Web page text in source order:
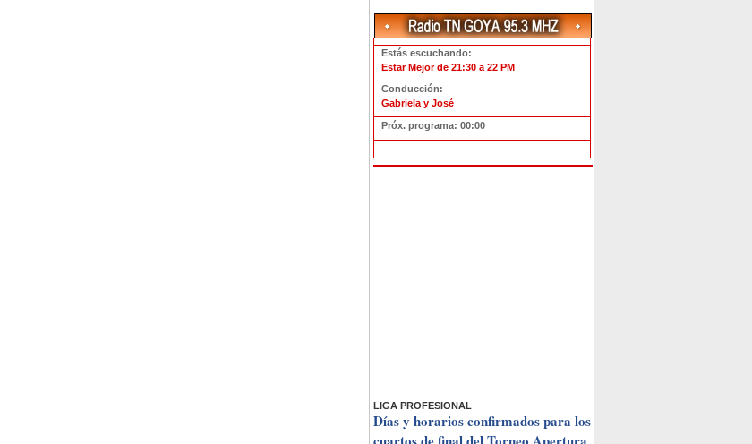
Estás escuchando:
Estar Mejor de 21:30 a 22 PM
Conducción:
Gabriela y José
Próx. programa: 00:00
LIGA PROFESIONAL
Días y horarios confirmados para los